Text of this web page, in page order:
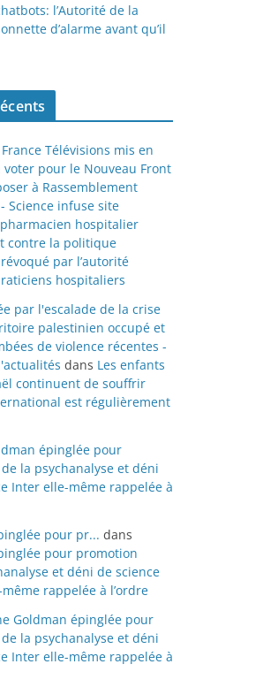
l’Autorité de la
d’alarme avant qu’il
Télévisions mis en
pour le Nouveau Front
à Rassemblement
Science infuse site
hospitalier
contre la politique
par l’autorité
hospitaliers
par l'escalade de la crise
palestinien occupé et
de violence récentes -
dans Les enfants
continuent de souffrir
est régulièrement
épinglée pour
la psychanalyse et déni
Inter elle-même rappelée à
pour pr... dans
pour promotion
et déni de science
rappelée à l’ordre
Goldman épinglée pour
la psychanalyse et déni
Inter elle-même rappelée à